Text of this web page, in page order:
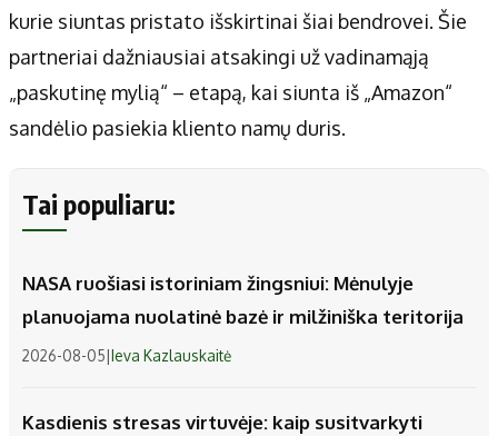
kurie siuntas pristato išskirtinai šiai bendrovei. Šie
partneriai dažniausiai atsakingi už vadinamąją
„paskutinę mylią“ – etapą, kai siunta iš „Amazon“
sandėlio pasiekia kliento namų duris.
Tai populiaru:
NASA ruošiasi istoriniam žingsniui: Mėnulyje
planuojama nuolatinė bazė ir milžiniška teritorija
2026-08-05|Ieva Kazlauskaitė
Kasdienis stresas virtuvėje: kaip susitvarkyti